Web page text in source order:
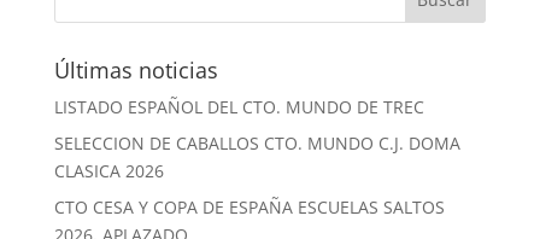
Últimas noticias
LISTADO ESPAÑOL DEL CTO. MUNDO DE TREC
SELECCION DE CABALLOS CTO. MUNDO C.J. DOMA
CLASICA 2026
CTO CESA Y COPA DE ESPAÑA ESCUELAS SALTOS